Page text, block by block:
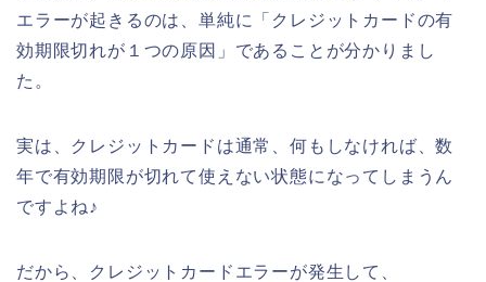
エラーが起きるのは、単純に「クレジットカードの有
効期限切れが１つの原因」であることが分かりまし
た。
実は、クレジットカードは通常、何もしなければ、数
年で有効期限が切れて使えない状態になってしまうん
ですよね♪
だから、クレジットカードエラーが発生して、